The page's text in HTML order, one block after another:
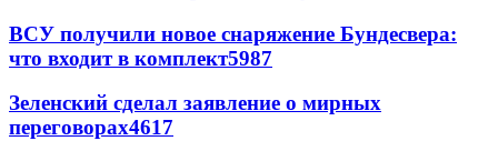
ВСУ получили новое снаряжение Бундесвера:
что входит в комплект5987
Зеленский сделал заявление о мирных
переговорах4617